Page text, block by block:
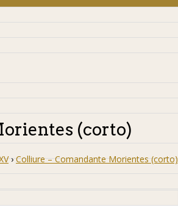
(corto)
› Colliure – Comandante Morientes (corto)